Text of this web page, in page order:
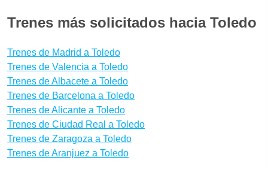
Las Navas del Marqués Toledo y seguir el estado de
real, comprobando retrasos y vías.
en autobús o en avión y son incluso más baratos.
del Marqués - Toledo te aconsejamos que reserves
tus billetes con bastante antelación para aprovechar
las promociones de Renfe. ¿Quieres saber si hay
medios de transporte mejores para llegar a Toledo
desde Las Navas del Marqués? Con Wanderio
puedes comparar trenes, y escoger la mejor opción
para ti en pocos clics.
Trenes más solicitados hacia Toledo
Trenes de Madrid a Toledo
Trenes de Valencia a Toledo
Trenes de Albacete a Toledo
Trenes de Barcelona a Toledo
Trenes de Alicante a Toledo
Trenes de Ciudad Real a Toledo
Trenes de Zaragoza a Toledo
Trenes de Aranjuez a Toledo